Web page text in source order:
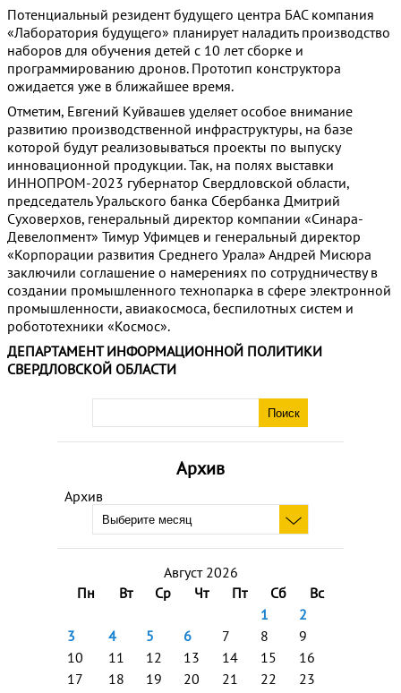
Архив
Архив
Август 2026
Пн
Вт Ср Чт Пт Сб
Вс
1
2
3
4 5 6 7 8
9
10
11 12 13 14 15
16
17
18 19 20 21 22
23
Потенциальный резидент будущего центра БАС компания
«Лаборатория будущего» планирует наладить производство
наборов для обучения детей с 10 лет сборке и
программированию дронов. Прототип конструктора
ожидается уже в ближайшее время.
Отметим, Евгений Куйвашев уделяет особое внимание
развитию производственной инфраструктуры, на базе
которой будут реализовываться проекты по выпуску
инновационной продукции. Так, на полях выставки
ИННОПРОМ-2023 губернатор Свердловской области,
председатель Уральского банка Сбербанка Дмитрий
Суховерхов, генеральный директор компании «Синара-
Девелопмент» Тимур Уфимцев и генеральный директор
«Корпорации развития Среднего Урала» Андрей Мисюра
заключили соглашение о намерениях по сотрудничеству в
создании промышленного технопарка в сфере электронной
промышленности, авиакосмоса, беспилотных систем и
робототехники «Космос».
ДЕПАРТАМЕНТ ИНФОРМАЦИОННОЙ ПОЛИТИКИ
СВЕРДЛОВСКОЙ ОБЛАСТИ